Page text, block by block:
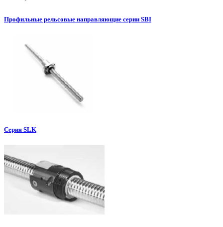
Профильные рельсовые направляющие серии SBI
Серия SLK